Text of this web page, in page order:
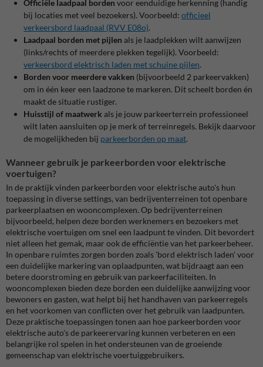
Officiële laadpaal borden voor eenduidige herkenning (handig
bij locaties met veel bezoekers). Voorbeeld: officieel
verkeersbord laadpaal (RVV E08o).
Laadpaal borden met pijlen als je laadplekken wilt aanwijzen
(links/rechts of meerdere plekken tegelijk). Voorbeeld:
verkeersbord elektrisch laden met schuine pijlen.
Borden voor meerdere vakken (bijvoorbeeld 2 parkeervakken)
om in één keer een laadzone te markeren. Dit scheelt borden én
maakt de situatie rustiger.
Huisstijl of maatwerk als je jouw parkeerterrein professioneel
wilt laten aansluiten op je merk of terreinregels. Bekijk daarvoor
de mogelijkheden bij parkeerborden op maat.
Wanneer gebruik je parkeerborden voor elektrische
voertuigen?
In de praktijk vinden parkeerborden voor elektrische auto's hun
toepassing in diverse settings, van bedrijventerreinen tot openbare
parkeerplaatsen en wooncomplexen. Op bedrijventerreinen
bijvoorbeeld, helpen deze borden werknemers en bezoekers met
elektrische voertuigen om snel een laadpunt te vinden. Dit bevordert
niet alleen het gemak, maar ook de efficiëntie van het parkeerbeheer.
In openbare ruimtes zorgen borden zoals 'bord elektrisch laden' voor
een duidelijke markering van oplaadpunten, wat bijdraagt aan een
betere doorstroming en gebruik van parkeerfaciliteiten. In
wooncomplexen bieden deze borden een duidelijke aanwijzing voor
bewoners en gasten, wat helpt bij het handhaven van parkeerregels
en het voorkomen van conflicten over het gebruik van laadpunten.
Deze praktische toepassingen tonen aan hoe parkeerborden voor
elektrische auto's de parkeerervaring kunnen verbeteren en een
belangrijke rol spelen in het ondersteunen van de groeiende
gemeenschap van elektrische voertuiggebruikers.